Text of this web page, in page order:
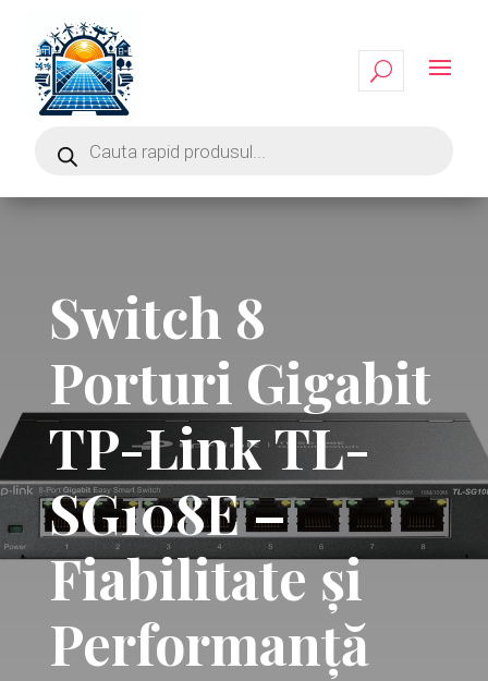
Switch 8
Porturi Gigabit
TP-Link TL-
SG108E –
Fiabilitate și
Performanță